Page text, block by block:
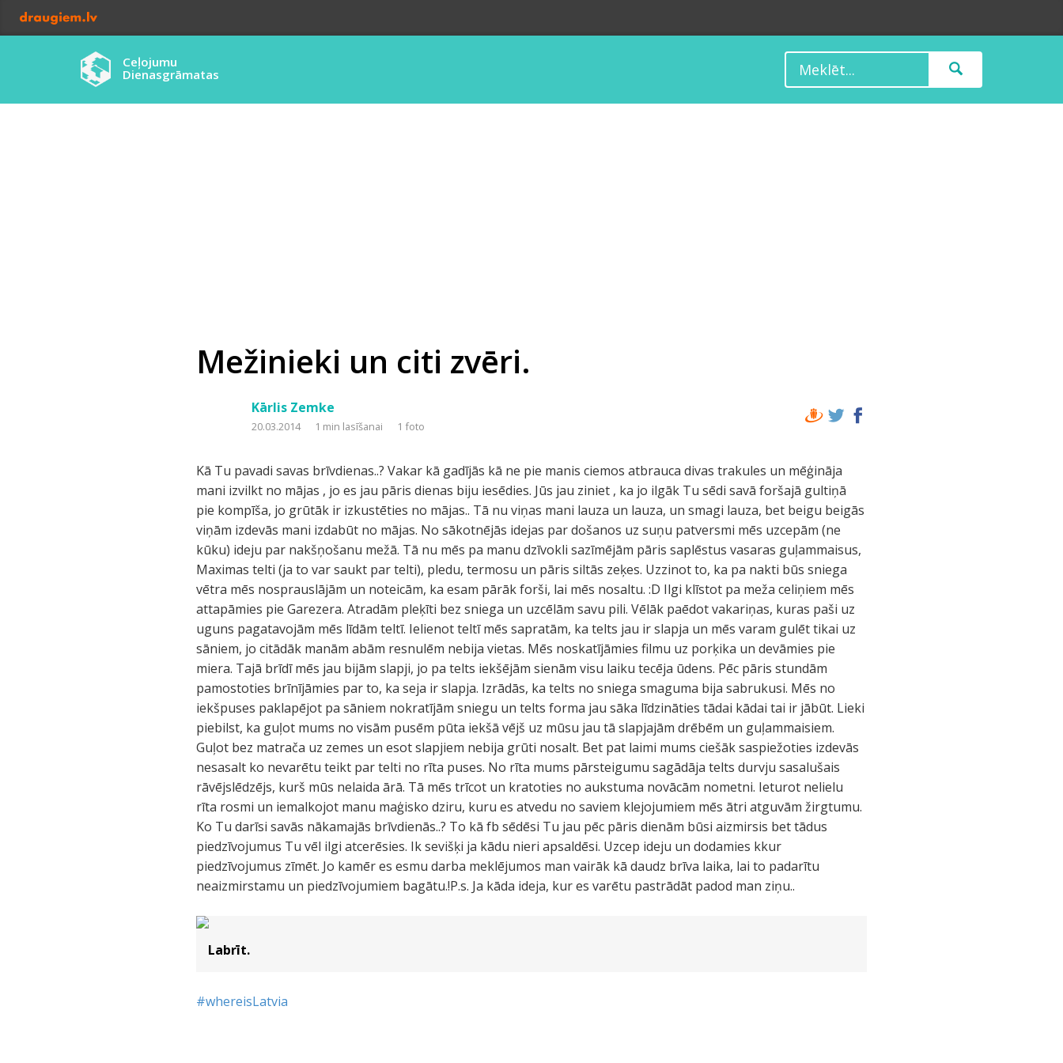
Ceļojumu
Dienasgrāmatas
Mežinieki un citi zvēri.
Kārlis Zemke
20.03.2014 1 min lasīšanai 1 foto
Kā Tu pavadi savas brīvdienas..? Vakar kā gadījās kā ne pie manis ciemos atbrauca divas trakules un mēģināja
mani izvilkt no mājas , jo es jau pāris dienas biju iesēdies. Jūs jau ziniet , ka jo ilgāk Tu sēdi savā foršajā gultiņā
pie kompīša, jo grūtāk ir izkustēties no mājas.. Tā nu viņas mani lauza un lauza, un smagi lauza, bet beigu beigās
viņām izdevās mani izdabūt no mājas. No sākotnējās idejas par došanos uz suņu patversmi mēs uzcepām (ne
kūku) ideju par nakšņošanu mežā. Tā nu mēs pa manu dzīvokli sazīmējām pāris saplēstus vasaras guļammaisus,
Maximas telti (ja to var saukt par telti), pledu, termosu un pāris siltās zeķes. Uzzinot to, ka pa nakti būs sniega
vētra mēs nosprauslājām un noteicām, ka esam pārāk forši, lai mēs nosaltu. :D Ilgi klīstot pa meža celiņiem mēs
attapāmies pie Garezera. Atradām pleķīti bez sniega un uzcēlām savu pili. Vēlāk paēdot vakariņas, kuras paši uz
uguns pagatavojām mēs līdām teltī. Ielienot teltī mēs sapratām, ka telts jau ir slapja un mēs varam gulēt tikai uz
sāniem, jo citādāk manām abām resnulēm nebija vietas. Mēs noskatījāmies filmu uz porķika un devāmies pie
miera. Tajā brīdī mēs jau bijām slapji, jo pa telts iekšējām sienām visu laiku tecēja ūdens. Pēc pāris stundām
pamostoties brīnījāmies par to, ka seja ir slapja. Izrādās, ka telts no sniega smaguma bija sabrukusi. Mēs no
iekšpuses paklapējot pa sāniem nokratījām sniegu un telts forma jau sāka līdzināties tādai kādai tai ir jābūt. Lieki
piebilst, ka guļot mums no visām pusēm pūta iekšā vējš uz mūsu jau tā slapjajām drēbēm un guļammaisiem.
Guļot bez matrača uz zemes un esot slapjiem nebija grūti nosalt. Bet pat laimi mums ciešāk saspiežoties izdevās
nesasalt ko nevarētu teikt par telti no rīta puses. No rīta mums pārsteigumu sagādāja telts durvju sasalušais
rāvējslēdzējs, kurš mūs nelaida ārā. Tā mēs trīcot un kratoties no aukstuma novācām nometni. Ieturot nelielu
rīta rosmi un iemalkojot manu maģisko dziru, kuru es atvedu no saviem klejojumiem mēs ātri atguvām žirgtumu.
Ko Tu darīsi savās nākamajās brīvdienās..? To kā fb sēdēsi Tu jau pēc pāris dienām būsi aizmirsis bet tādus
piedzīvojumus Tu vēl ilgi atcerēsies. Ik sevišķi ja kādu nieri apsaldēsi. Uzcep ideju un dodamies kkur
piedzīvojumus zīmēt. Jo kamēr es esmu darba meklējumos man vairāk kā daudz brīva laika, lai to padarītu
neaizmirstamu un piedzīvojumiem bagātu.!P.s. Ja kāda ideja, kur es varētu pastrādāt padod man ziņu..
Labrīt.
‪#‎whereisLatvia‬